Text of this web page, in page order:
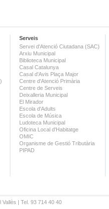
Serveis
Servei d'Atenció Ciutadana (SAC)
Arxiu Municipal
Biblioteca Municipal
Casal Catalunya
Casal d'Avis Plaça Major
Centre d'Atenció Primària
Centre de Serveis
Deixalleria Municipal
El Mirador
Escola d'Adults
Escola de Música
Ludoteca Municipal
Oficina Local d'Habitatge
OMIC
Organisme de Gestió Tributària
PIPAD
Vallès | Tel. 93 714 40 40